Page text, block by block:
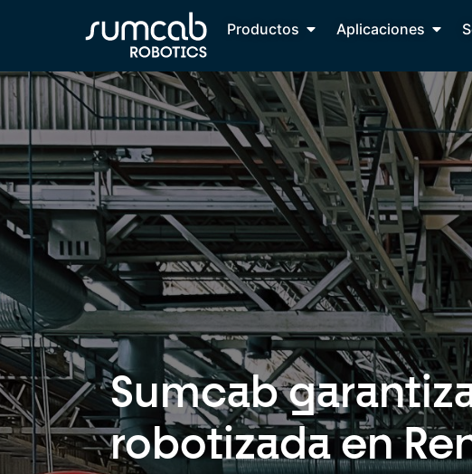
Productos Aplicaciones
Sumcab
robotizada en